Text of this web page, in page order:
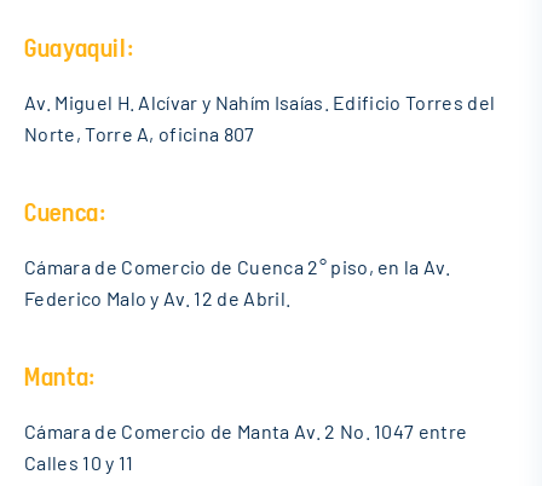
Guayaquil:
Av. Miguel H. Alcívar y Nahím Isaías. Edificio Torres del
Norte, Torre A, oficina 807
Cuenca:
Cámara de Comercio de Cuenca 2° piso, en la Av.
Federico Malo y Av. 12 de Abril.
Manta:
Cámara de Comercio de Manta Av. 2 No. 1047 entre
Calles 10 y 11